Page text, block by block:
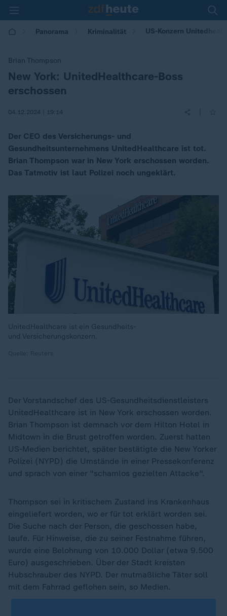
Panorama Kriminalität US-Konzern
Brian Thompson
:New York: UnitedHealthcare-Boss
erschossen
04.12.2024 | 19:14
Der CEO des Versicherungs- und
Gesundheitsunternehmens UnitedHealthcare ist tot.
Brian Thompson war in New York erschossen worden.
Das Tatmotiv ist laut Polizei noch ungeklärt.
UnitedHealthcare ist ein Gesundheits-
und Versicherungskonzern.
Der Vorstandschef des US-Gesundheitsdienstleisters
UnitedHealthcare ist in New York erschossen worden.
Brian Thompson ist demnach vor dem Hilton Hotel in
Midtown in die Brust getroffen worden. Zuerst hatten
US-Medien berichtet, später bestätigte die New Yorker
Polizei (NYPD) die Umstände in einer Pressekonferenz
und sprach von einer "schamlos gezielten Attacke".
Thompson sei in kritischem Zustand ins Krankenhaus
eingeliefert worden, wo er für tot erklärt worden sei.
Die Suche nach der Person, die geschossen habe,
laufe. Für Hinweise, die zu seiner Festnahme führen,
wurde eine Belohnung von 10.000 Dollar (etwa 9.500
Euro) ausgeschrieben. Über der Stadt kreisten
Hubschrauber des NYPD. Der mutmaßliche Täter soll
mit dem Fahrrad geflohen sein, so Medien.